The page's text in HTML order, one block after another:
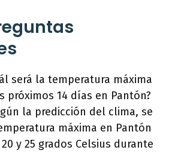
será la temperatura máxima
próximos 14 días en Pantón?
la predicción del clima, se
máxima en Pantón
y 25 grados Celsius durante